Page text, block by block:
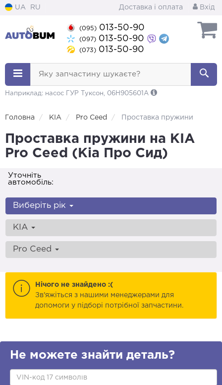
UA RU Доставка і оплата Вхід
(095) 013-50-90
(097) 013-50-90
(073) 013-50-90
Яку запчастину шукаєте?
Наприклад: насос ГУР Туксон, 06H905601A
Головна KIA Pro Ceed Проставка пружини
Проставка пружини на KIA
Pro Ceed (Кіа Про Сид)
Уточніть
автомобіль:
Виберіть рік
KIA
Pro Ceed
Нічого не знайдено :(
Зв'яжіться з нашими менеджерами для
допомоги у підборі потрібної запчастини.
Не можете знайти деталь?